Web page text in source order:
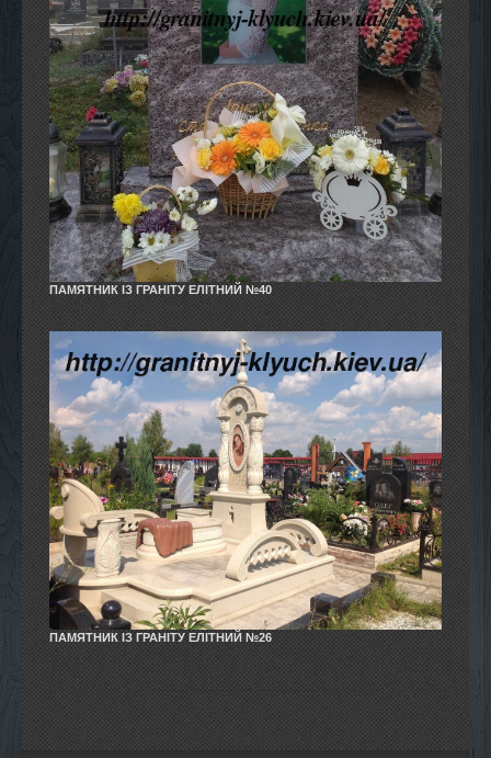
ПАМЯТНИК ІЗ ГРАНІТУ ЕЛІТНИЙ №40
ПАМЯТНИК ІЗ ГРАНІТУ ЕЛІТНИЙ №26